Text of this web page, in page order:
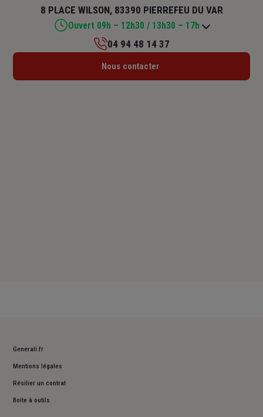
8 PLACE WILSON, 83390 PIERREFEU DU VAR
Ouvert 09h – 12h30 / 13h30 – 17h
Lundi : 09h – 12h30 / 13h30 – 17h
04 94 48 14 37
Nous contacter
Generali.fr
Mentions légales
Résilier un contrat
Boite à outils